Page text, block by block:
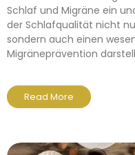
Schlaf und Migräne ein
der Schlafqualität nicht
sondern auch einen
Migräneprävention
Read More